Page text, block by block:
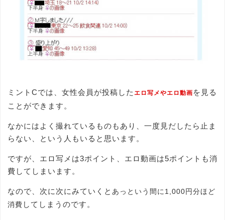
ミントCでは、女性会員が投稿した エロ写メやエロ動画 を見る
ことができます。
なかにはよく撮れているものもあり、一度見だしたら止ま
らない、という人もいると思います。
ですが、エロ写メは3ポイント、エロ動画は5ポイントも消
費してしまいます。
なので、次に次にみていくと あっという間に1,000円分ほど
消費 してしまうのです。